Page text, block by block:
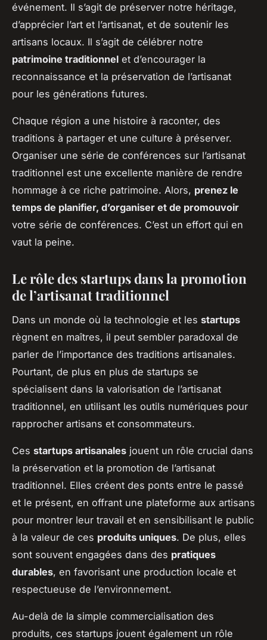
événement. Il s’agit de préserver notre héritage,
d’apprécier l’art et l’artisanat, et de soutenir les
artisans locaux. Il s’agit de célébrer notre
patrimoine traditionnel et d’encourager la
reconnaissance et la préservation de l’artisanat
pour les générations futures.
Chaque région a une histoire à raconter, des
traditions à partager et une culture à préserver.
Organiser une série de conférences sur l’artisanat
traditionnel est une excellente manière de rendre
hommage à ce riche patrimoine. Alors, prenez le
temps de planifier, d’organiser et de promouvoir
votre série de conférences. C’est un effort qui en
vaut la peine.
Le rôle des startups dans la promotion
de l’artisanat traditionnel
Dans un monde où la technologie et les startups
règnent en maîtres, il peut sembler paradoxal de
parler de l’importance des traditions artisanales.
Pourtant, de plus en plus de startups se
spécialisent dans la valorisation de l’artisanat
traditionnel, en utilisant les outils numériques pour
rapprocher artisans et consommateurs.
Ces startups artisanales jouent un rôle crucial dans
la préservation et la promotion de l’artisanat
traditionnel. Elles créent des ponts entre le passé
et le présent, en offrant une plateforme aux artisans
pour montrer leur travail et en sensibilisant le public
à la valeur de ces produits uniques. De plus, elles
sont souvent engagées dans des pratiques
durables, en favorisant une production locale et
respectueuse de l’environnement.
Au-delà de la simple commercialisation des
produits, ces startups jouent également un rôle